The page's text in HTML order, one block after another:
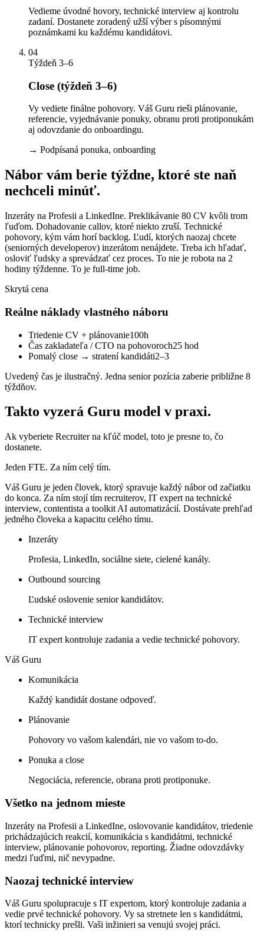
Vedieme úvodné hovory, technické interview aj kontrolu
zadaní. Dostanete zoradený užší výber s písomnými
poznámkami ku každému kandidátovi.
04
Týždeň 3–6
Close (týždeň 3–6)
Vy vediete finálne pohovory. Váš Guru rieši plánovanie,
referencie, vyjednávanie ponuky, obranu proti protiponukám
aj odovzdanie do onboardingu.
→ Podpísaná ponuka, onboarding
Nábor vám berie týždne, ktoré ste naň
nechceli minúť.
Inzeráty na Profesii a LinkedIne. Preklikávanie 80 CV kvôli trom
ľuďom. Dohadovanie callov, ktoré niekto zruší. Technické
pohovory, kým vám horí backlog. Ľudí, ktorých naozaj chcete
(seniorných developerov) inzerátom nenájdete. Treba ich hľadať,
osloviť ľudsky a sprevádzať cez proces. To nie je robota na 2
hodiny týždenne. To je full-time job.
Skrytá cena
Reálne náklady vlastného náboru
Triedenie CV + plánovanie100h
Čas zakladateľa / CTO na pohovoroch25 hod
Pomalý close → stratení kandidáti2–3
Uvedený čas je ilustračný. Jedna senior pozícia zaberie približne 8
týždňov.
Takto vyzerá Guru model v praxi.
Ak vyberiete Recruiter na kľúč model, toto je presne to, čo
dostanete.
Jeden FTE. Za ním celý tím.
Váš Guru je jeden človek, ktorý spravuje každý nábor od začiatku
do konca. Za ním stojí tím recruiterov, IT expert na technické
interview, contentista a toolkit AI automatizácií. Dostávate prehľad
jedného človeka a kapacitu celého tímu.
Inzeráty
Profesia, LinkedIn, sociálne siete, cielené kanály.
Outbound sourcing
Ľudské oslovenie senior kandidátov.
Technické interview
IT expert kontroluje zadania a vedie technické pohovory.
Váš Guru
Komunikácia
Každý kandidát dostane odpoveď.
Plánovanie
Pohovory vo vašom kalendári, nie vo vašom to-do.
Ponuka a close
Negociácia, referencie, obrana proti protiponuke.
Všetko na jednom mieste
Inzeráty na Profesii a LinkedIne, oslovovanie kandidátov, triedenie
prichádzajúcich reakcií, komunikácia s kandidátmi, technické
interview, plánovanie pohovorov, reporting. Žiadne odovzdávky
medzi ľuďmi, nič nevypadne.
Naozaj technické interview
Váš Guru spolupracuje s IT expertom, ktorý kontroluje zadania a
vedie prvé technické pohovory. Vy sa stretnete len s kandidátmi,
ktorí technicky prešli. Vaši inžinieri sa venujú svojej práci.